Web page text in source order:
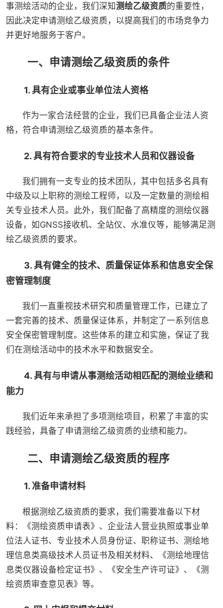
事测绘活动的企业，我们深知测绘乙级资质的重要性，
因此决定申请测绘乙级资质，以提高我们的市场竞争力
并更好地服务于客户。
一、申请测绘乙级资质的条件
1. 具有企业或事业单位法人资格
作为一家合法经营的企业，我们已具备企业法人资
格，符合申请测绘乙级资质的基本条件。
2. 具有符合要求的专业技术人员和仪器设备
我们拥有一支专业的技术团队，其中包括多名具有
中级及以上职称的测绘工程师，以及一定数量的测绘相
关专业技术人员。此外，我们配备了高精度的测绘仪器
设备，如GNSS接收机、全站仪、水准仪等，能够满足测
绘乙级资质的要求。
3. 具有健全的技术、质量保证体系和信息安全保
密管理制度
我们一直重视技术研究和质量管理工作，已建立了
一套完善的技术、质量保证体系，并制定了一系列信息
安全保密管理制度。这些体系的建立和实施，保证了我
们在测绘活动中的技术水平和数据安全。
4. 具有与申请从事测绘活动相匹配的测绘业绩和
能力
我们近年来承担了多项测绘项目，积累了丰富的实
践经验，具备了申请测绘乙级资质的业绩和能力。
二、申请测绘乙级资质的程序
1. 准备申请材料
根据测绘乙级资质的要求，我们需要准备以下材
料：《测绘资质申请表》、企业法人营业执照或事业单
位法人证书、专业技术人员身份证、职称证书、测绘地
理信息类高级技术人员证书及相关材料、《测绘地理信
息类仪器设备检定证书》、《安全生产许可证》、《测
绘资质审查意见表》等。